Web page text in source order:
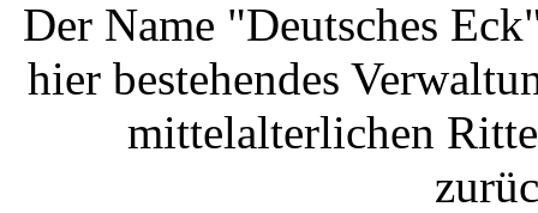
Der Name "Deutsches
hier bestehendes
mittelalterlichen